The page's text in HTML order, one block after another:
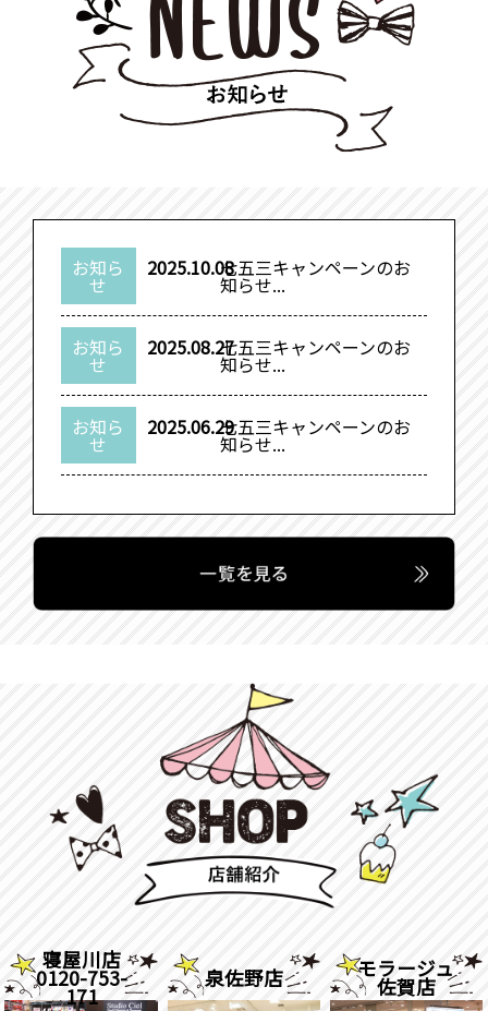
お知ら
せ
2025.10.08七五三キャンペーンのお
知らせ...
お知ら
せ
2025.08.27七五三キャンペーンのお
知らせ...
お知ら
せ
2025.06.29七五三キャンペーンのお
知らせ...
寝屋川店
0120-753-
171
泉佐野店 モラージュ
佐賀店